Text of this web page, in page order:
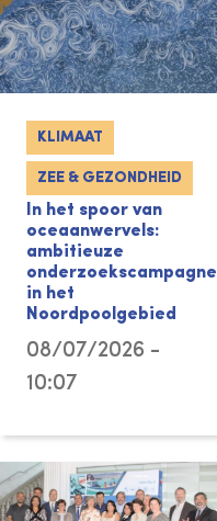
KLIMAAT
ZEE & GEZONDHEID
In het spoor van
oceaanwervels:
ambitieuze
onderzoekscampagne
in het
Noordpoolgebied
08/07/2026 -
10:07